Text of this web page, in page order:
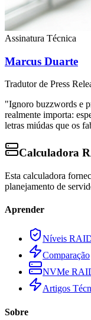
Assinatura Técnica
Marcus Duarte
Tradutor de Press
"Ignoro buzzwords e
realmente importa:
letras miúdas que os
Calculadora
Esta calculadora
planejamento de
Aprender
Níveis
Comparação
NVMe
Artigos
Sobre